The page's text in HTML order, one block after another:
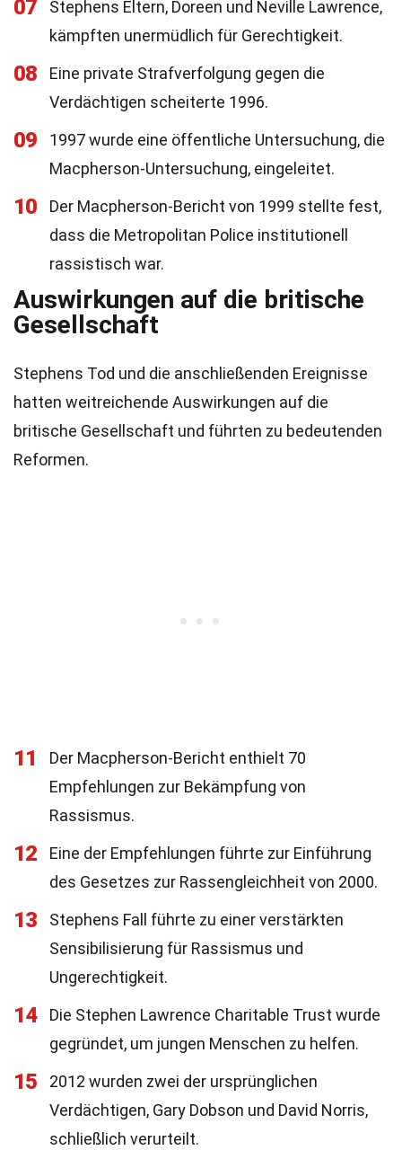
07
Stephens Eltern, Doreen und Neville Lawrence,
kämpften unermüdlich für Gerechtigkeit.
08
Eine private Strafverfolgung gegen die
Verdächtigen scheiterte 1996.
09
1997 wurde eine öffentliche Untersuchung, die
Macpherson-Untersuchung, eingeleitet.
10
Der Macpherson-Bericht von 1999 stellte fest,
dass die Metropolitan Police institutionell
rassistisch war.
Auswirkungen auf die britische
Gesellschaft
Stephens Tod und die anschließenden Ereignisse
hatten weitreichende Auswirkungen auf die
britische Gesellschaft und führten zu bedeutenden
Reformen.
11
Der Macpherson-Bericht enthielt 70
Empfehlungen zur Bekämpfung von
Rassismus.
12
Eine der Empfehlungen führte zur Einführung
des Gesetzes zur Rassengleichheit von 2000.
13
Stephens Fall führte zu einer verstärkten
Sensibilisierung für Rassismus und
Ungerechtigkeit.
14
Die Stephen Lawrence Charitable Trust wurde
gegründet, um jungen Menschen zu helfen.
15
2012 wurden zwei der ursprünglichen
Verdächtigen, Gary Dobson und David Norris,
schließlich verurteilt.